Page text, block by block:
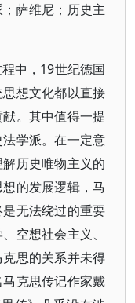
萨维尼；历史主
中，19世纪德国
想文化都以直接
。其中值得一提
学派。在一定意
历史唯物主义的
的发展逻辑，马
无法绕过的重要
空想社会主义、
思的关系并未得
克思传记作家戴